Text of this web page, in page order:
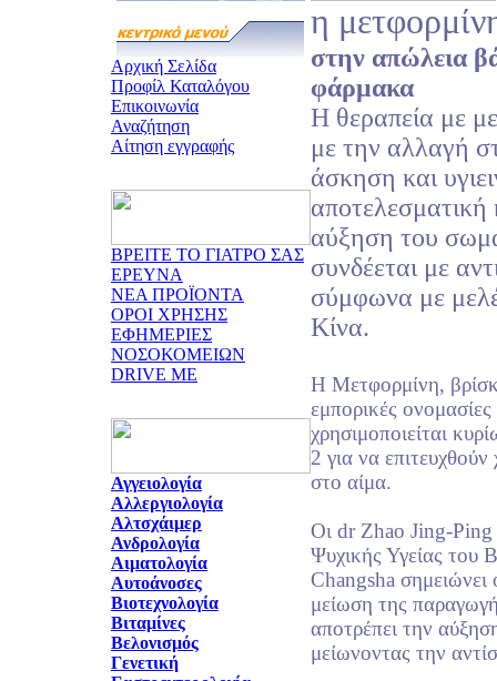
Αρχική Σελίδα
Προφίλ Καταλόγου
Επικοινωνία
Αναζήτηση
Αίτηση εγγραφής
ΒΡΕΙΤΕ ΤΟ ΓΙΑΤΡΟ ΣΑΣ
ΕΡΕΥΝΑ
ΝΕΑ ΠΡΟΪΟΝΤΑ
ΟΡΟΙ ΧΡΗΣΗΣ
ΕΦΗΜΕΡΙΕΣ
ΝΟΣΟΚΟΜΕΙΩΝ
DRIVE ME
Αγγειολογία
Αλλεργιολογία
Αλτσχάιμερ
Ανδρολογία
Αιματολογία
Αυτοάνοσες
Βιοτεχνολογία
Βιταμίνες
Βελονισμός
Γενετική
η
στην απώλεια
φάρμακα
Η θεραπεία με
με την αλλαγή
άσκηση και
αποτελεσματική
αύξηση του
συνδέεται με
σύμφωνα με
Κίνα.
Η Μετφορμίνη,
εμπορικές
χρησιμοποιείται
2 για να
στο αίμα.
Οι dr Zhao Jing-Ping
Ψυχικής Υγείας του
Changsha σημειώνει
μείωση της
αποτρέπει την
μείωνοντας την